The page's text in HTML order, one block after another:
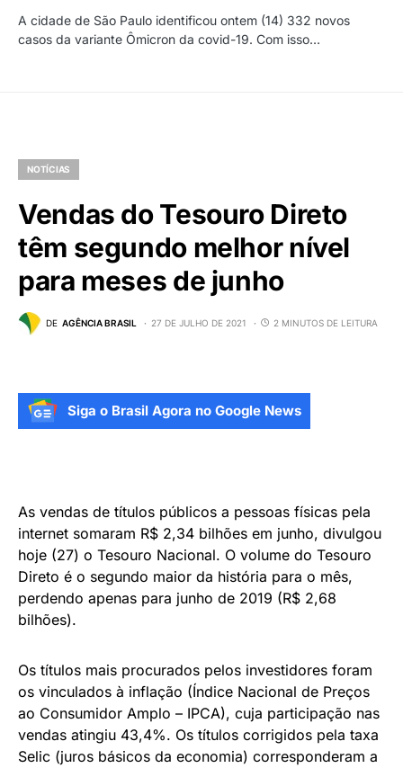
A cidade de São Paulo identificou ontem (14) 332 novos
casos da variante Ômicron da covid-19. Com isso…
NOTÍCIAS
Vendas do Tesouro Direto
têm segundo melhor nível
para meses de junho
DE AGÊNCIA BRASIL 27 DE JULHO DE 2021 2 MINUTOS DE LEITURA
Siga o Brasil Agora no Google News
As vendas de títulos públicos a pessoas físicas pela
internet somaram R$ 2,34 bilhões em junho, divulgou
hoje (27) o Tesouro Nacional. O volume do Tesouro
Direto é o segundo maior da história para o mês,
perdendo apenas para junho de 2019 (R$ 2,68
bilhões).
Os títulos mais procurados pelos investidores foram
os vinculados à inflação (Índice Nacional de Preços
ao Consumidor Amplo – IPCA), cuja participação nas
vendas atingiu 43,4%. Os títulos corrigidos pela taxa
Selic (juros básicos da economia) corresponderam a